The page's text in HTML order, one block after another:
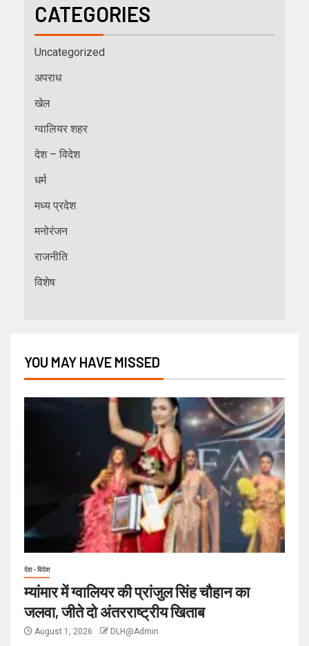
CATEGORIES
Uncategorized
अपराध
खेल
ग्वालियर शहर
देश – विदेश
धर्म
मध्य प्रदेश
मनोरंजन
राजनीति
विशेष
YOU MAY HAVE MISSED
देश - विदेश
म्यांमार में ग्वालियर की प्रांजुल सिंह चौहान का
जलवा, जीते दो अंतरराष्ट्रीय खिताब
August 1, 2026 DLH@Admin